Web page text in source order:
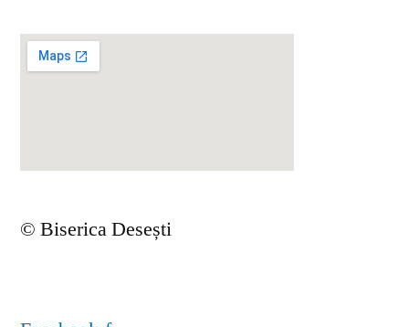
© Biserica Desești